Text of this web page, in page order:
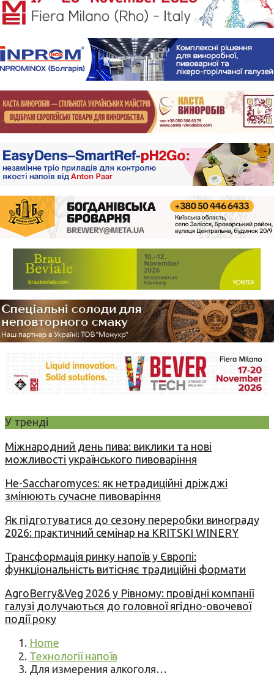
У тренді
Міжнародний день пива: виклики та нові
можливості українського пивоваріння
Не-Saccharomyces: як нетрадиційні дріжджі
змінюють сучасне пивоваріння
Як підготуватися до сезону переробки винограду
2026: практичний семінар на KRITSKI WINERY
Трансформація ринку напоїв у Європі:
функціональність витісняє традиційні формати
AgroBerry&Veg 2026 у Рівному: провідні компанії
галузі долучаються до головної ягідно-овочевої
події року
Home
Технології напоїв
Для измерения алкоголя…